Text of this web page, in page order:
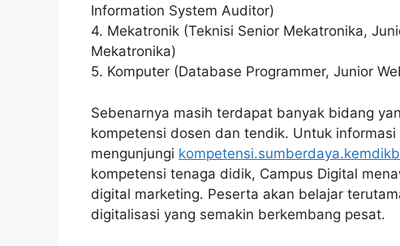
Information System Auditor)
4. Mekatronik (Teknisi Senior Mekatronika,
Mekatronika)
5. Komputer (Database Programmer, Junior
Sebenarnya masih terdapat banyak bidang
kompetensi dosen dan tendik. Untuk
mengunjungi
kompetensi tenaga didik, Campus Digital
digital marketing. Peserta akan belajar
digitalisasi yang semakin berkembang pesat.